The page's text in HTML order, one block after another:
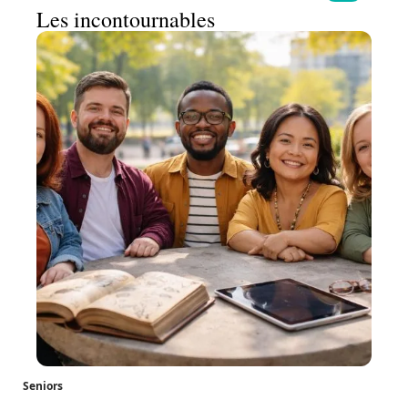
Les incontournables
Seniors